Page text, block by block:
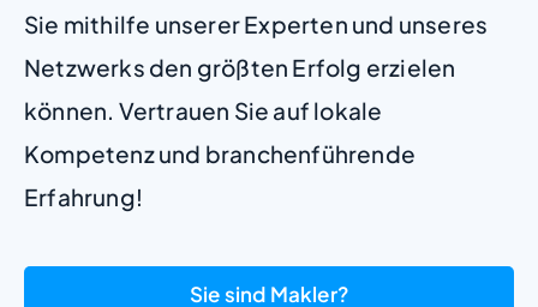
Sie mithilfe unserer Experten und unseres
Netzwerks den größten Erfolg erzielen
können. Vertrauen Sie auf lokale
Kompetenz und branchenführende
Erfahrung!
Sie sind Makler?